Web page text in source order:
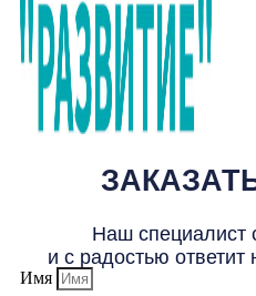
Наш специалист
и с радостью
Имя